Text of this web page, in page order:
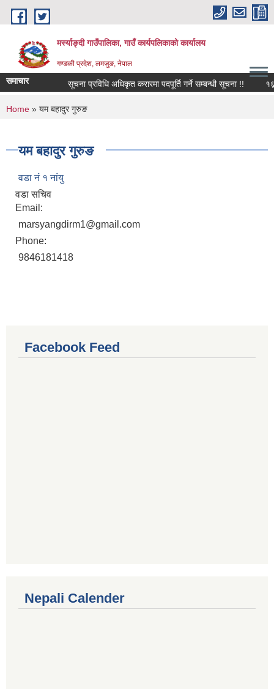
Skip to main content
मर्स्याङ्दी गाउँपालिका, गाउँ कार्यपलिकाको कार्यालय
गण्डकी प्रदेश, लमजुङ, नेपाल
समाचार सूचना प्रविधि अधिकृत करारमा पदपूर्ति गर्ने सम्बन्धी सूचना !! १६़७
You are here
Home » यम बहादुर गुरुङ
यम बहादुर गुरुङ
वडा नं १ नांयु
वडा सचिव
Email:
marsyangdirm1@gmail.com
Phone:
9846181418
Facebook Feed
Nepali Calender